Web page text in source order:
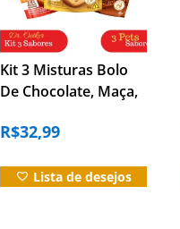
Kit 3 Misturas Bolo
De Chocolate, Maça,
R$32,99
Lista de desejos